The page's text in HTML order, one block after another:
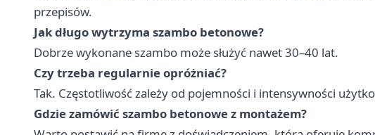
przepisów.
Jak długo wytrzyma szambo betonowe?
Dobrze wykonane szambo może służyć nawet 30–40 lat.
Czy trzeba regularnie opróżniać?
Tak. Częstotliwość zależy od pojemności i intensywności
Gdzie zamówić szambo betonowe z montażem?